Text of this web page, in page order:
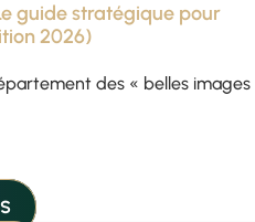
guide stratégique pour
2026)
des « belles images